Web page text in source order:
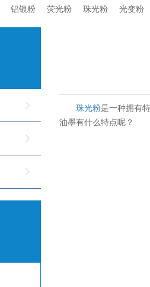
铝银粉 荧光粉 珠光粉 光变粉
珠光粉是一种拥有
油墨有什么特点呢？